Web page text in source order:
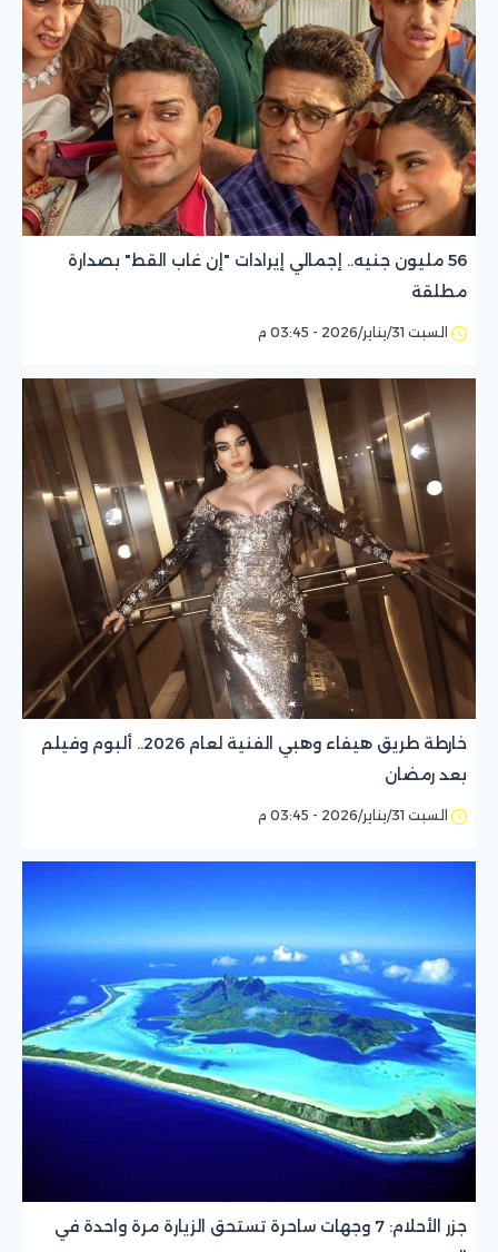
56 مليون جنيه.. إجمالي إيرادات "إن غاب القط" بصدارة
مطلقة
السبت 31/يناير/2026 - 03:45 م
خارطة طريق هيفاء وهبي الفنية لعام 2026.. ألبوم وفيلم
بعد رمضان
السبت 31/يناير/2026 - 03:45 م
جزر الأحلام: 7 وجهات ساحرة تستحق الزيارة مرة واحدة في